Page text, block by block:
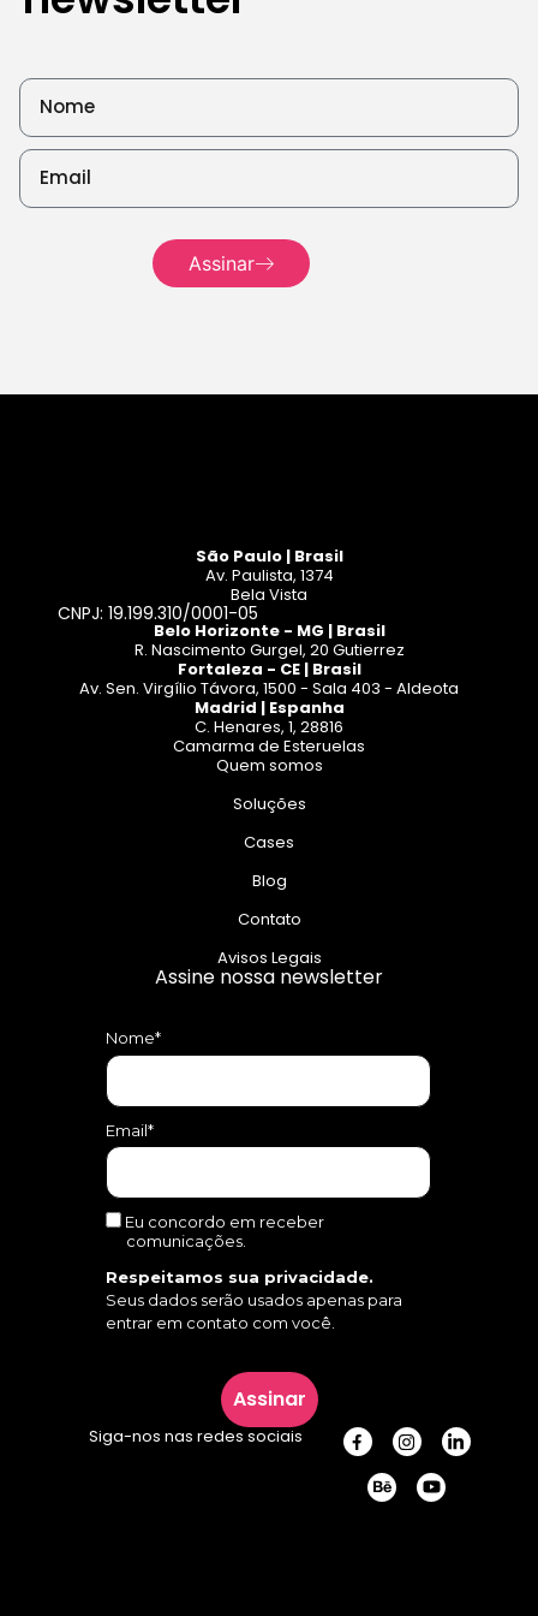
Leia
mais
Assinar
São Paulo | Brasil
Av. Paulista, 1374
Bela Vista
CNPJ: 19.199.310/0001-05
Belo Horizonte - MG | Brasil
R. Nascimento Gurgel, 20 Gutierrez
Fortaleza - CE | Brasil
Av. Sen. Virgílio Távora, 1500 - Sala 403 - Aldeota
Madrid | Espanha
C. Henares, 1, 28816
Camarma de Esteruelas
Quem somos
Soluções
Cases
Blog
Contato
Avisos Legais
Assine nossa newsletter
Nome*
Email*
Eu concordo em receber
comunicações.
Respeitamos sua privacidade.
Seus dados serão usados apenas para
entrar em contato com você.
Assinar
Siga-nos nas redes sociais